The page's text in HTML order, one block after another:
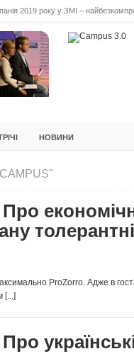
2019 року у ЗМІ –
лідерство. Випуск 3
ЛІДЕРСТВО.
НОВИНИ
ProZorro. Адже в
[...]